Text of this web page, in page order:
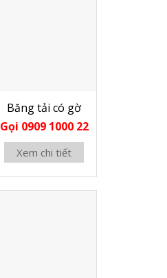
Băng tải có gờ
Gọi 0909 1000 22
Xem chi tiết